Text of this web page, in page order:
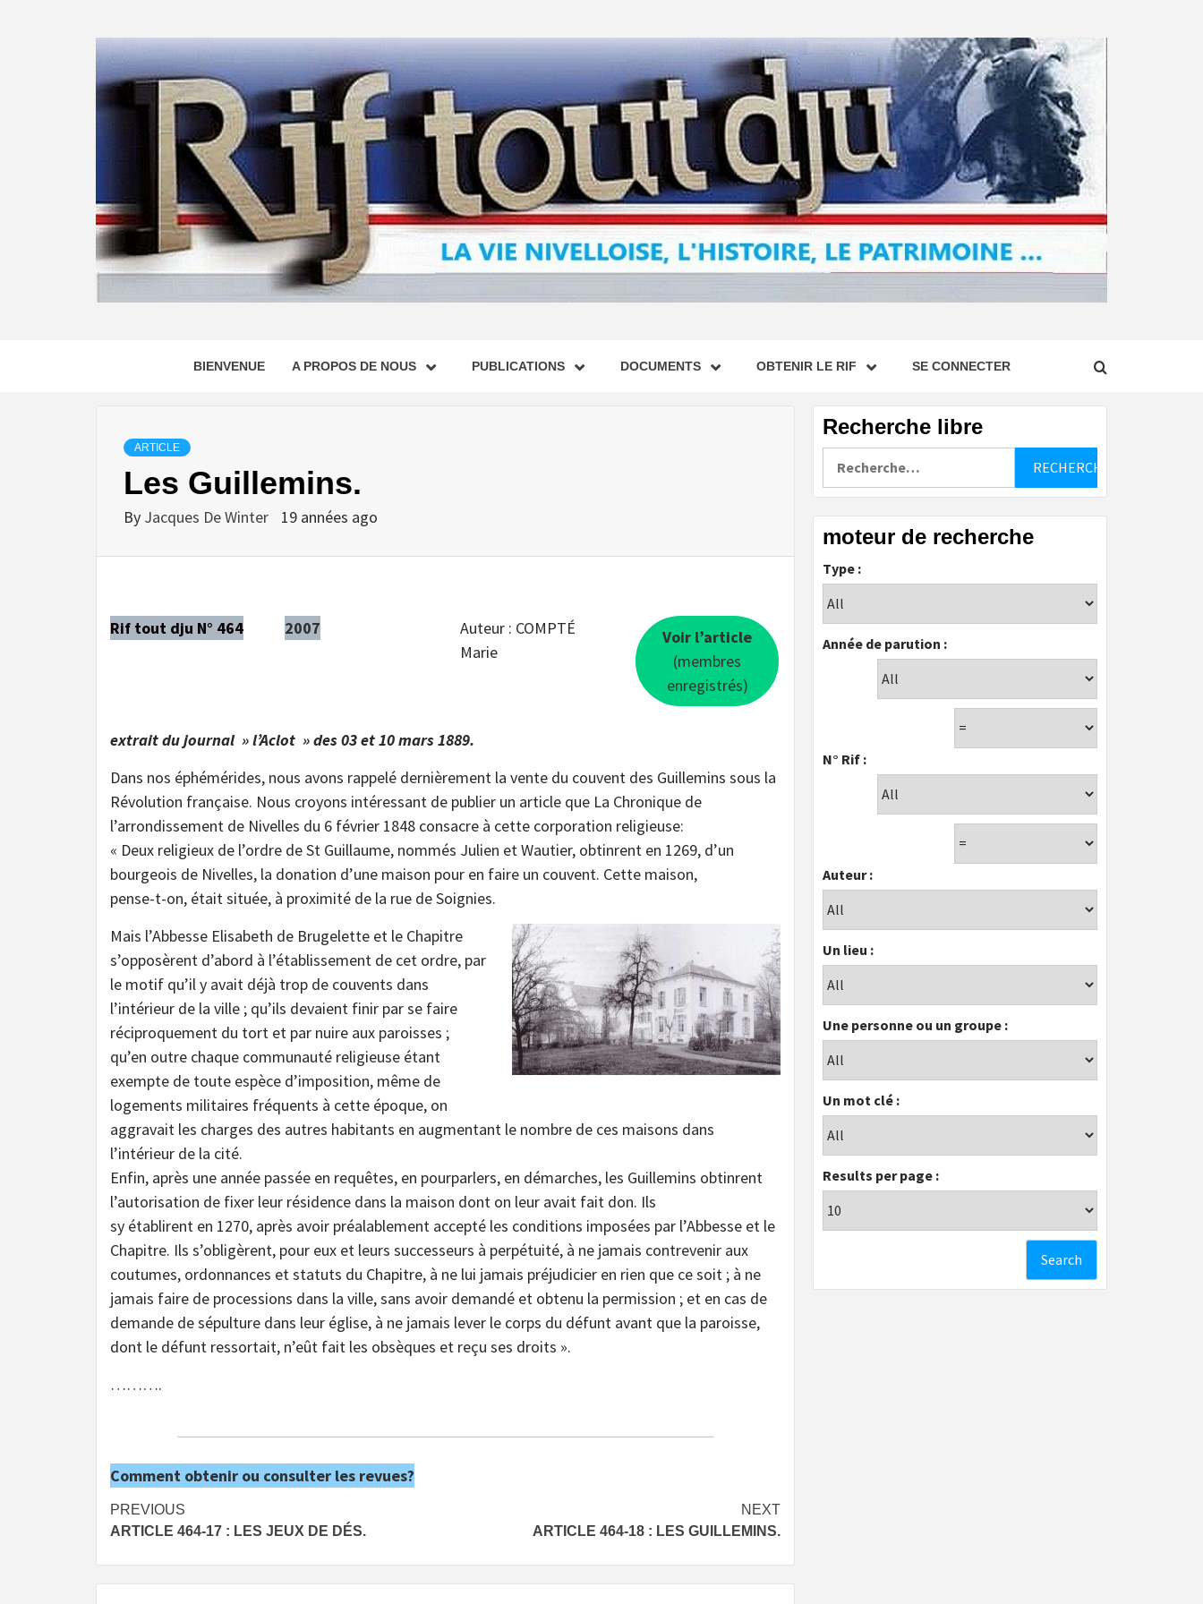
BIENVENUE A PROPOS DE NOUS PUBLICATIONS DOCUMENTS OBTENIR LE RIF SE CONNECTER
ARTICLE
Les Guillemins.
By Jacques De Winter 19 années ago
Rif tout dju N° 464 2007
Auteur : COMPTÉ
Marie
Voir l’article
(membres
enregistrés)
extrait du journal » l’Aclot » des 03 et 10 mars 1889.
Dans nos éphémérides, nous avons rappelé dernièrement la vente du couvent des Guillemins sous la
Révolution française. Nous croyons intéressant de publier un article que La Chronique de
l’arrondissement de Nivelles du 6 février 1848 consacre à cette corporation religieuse:
« Deux religieux de l’ordre de St Guillaume, nommés Julien et Wautier, obtinrent en 1269, d’un
bourgeois de Nivelles, la donation d’une maison pour en faire un couvent. Cette maison,
pense-t-on, était située, à proximité de la rue de Soignies.
Mais l’Abbesse Elisabeth de Brugelette et le Chapitre
s’opposèrent d’abord à l’établissement de cet ordre, par
le motif qu’il y avait déjà trop de couvents dans
l’intérieur de la ville ; qu’ils devaient finir par se faire
réciproquement du tort et par nuire aux paroisses ;
qu’en outre chaque communauté religieuse étant
exempte de toute espèce d’imposition, même de
logements militaires fréquents à cette époque, on
aggravait les charges des autres habitants en augmentant le nombre de ces maisons dans
l’intérieur de la cité.
Enfin, après une année passée en requêtes, en pourparlers, en démarches, les Guillemins obtinrent
l’autorisation de fixer leur résidence dans la maison dont on leur avait fait don. Ils
sy établirent en 1270, après avoir préalablement accepté les conditions imposées par l’Abbesse et le
Chapitre. Ils s’obligèrent, pour eux et leurs successeurs à perpétuité, à ne jamais contrevenir aux
coutumes, ordonnances et statuts du Chapitre, à ne lui jamais préjudicier en rien que ce soit ; à ne
jamais faire de processions dans la ville, sans avoir demandé et obtenu la permission ; et en cas de
demande de sépulture dans leur église, à ne jamais lever le corps du défunt avant que la paroisse,
dont le défunt ressortait, n’eût fait les obsèques et reçu ses droits ».
……….
Comment obtenir ou consulter les revues?
Post
navigation
PREVIOUS
ARTICLE 464-17 : LES JEUX DE DÉS.
NEXT
ARTICLE 464-18 : LES GUILLEMINS.
Recherche libre
moteur de recherche
Type :
Année de parution :
N° Rif :
Auteur :
Un lieu :
Une personne ou un groupe :
Un mot clé :
Results per page :